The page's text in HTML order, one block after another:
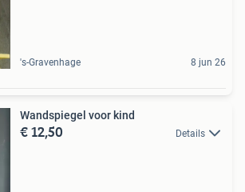
's-Gravenhage 8 jun 26
Wandspiegel voor kind
€ 12,50 Details